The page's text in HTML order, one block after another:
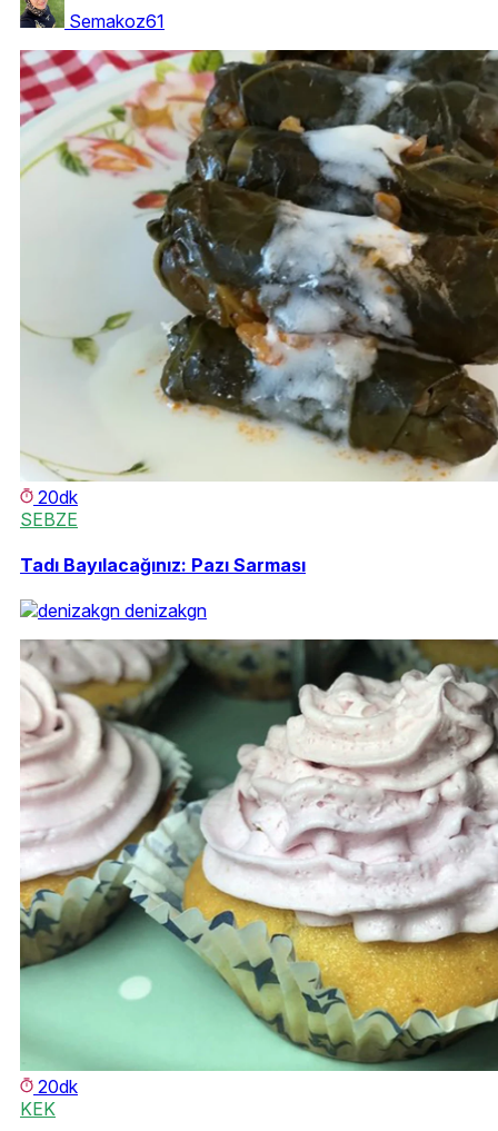
Semakoz61
20dk
SEBZE
Tadı Bayılacağınız: Pazı Sarması
denizakgn
20dk
KEK